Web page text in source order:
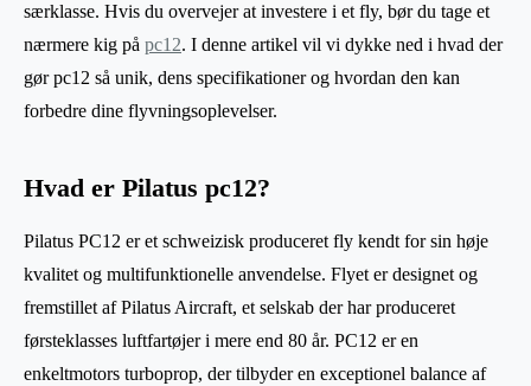
særklasse. Hvis du overvejer at investere i et fly, bør du tage et
nærmere kig på pc12. I denne artikel vil vi dykke ned i hvad der
gør pc12 så unik, dens specifikationer og hvordan den kan
forbedre dine flyvningsoplevelser.
Hvad er Pilatus pc12?
Pilatus PC12 er et schweizisk produceret fly kendt for sin høje
kvalitet og multifunktionelle anvendelse. Flyet er designet og
fremstillet af Pilatus Aircraft, et selskab der har produceret
førsteklasses luftfartøjer i mere end 80 år. PC12 er en
enkeltmotors turboprop, der tilbyder en exceptionel balance af